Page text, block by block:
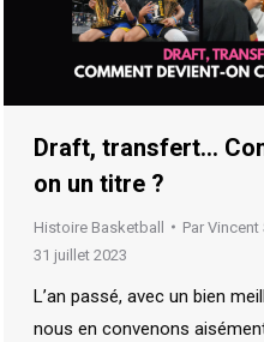
Draft, transfert…
on un titre ?
Histoire Basketball Par Vincent
31 juillet 2023
L’an passé, avec un bien
nous en convenons